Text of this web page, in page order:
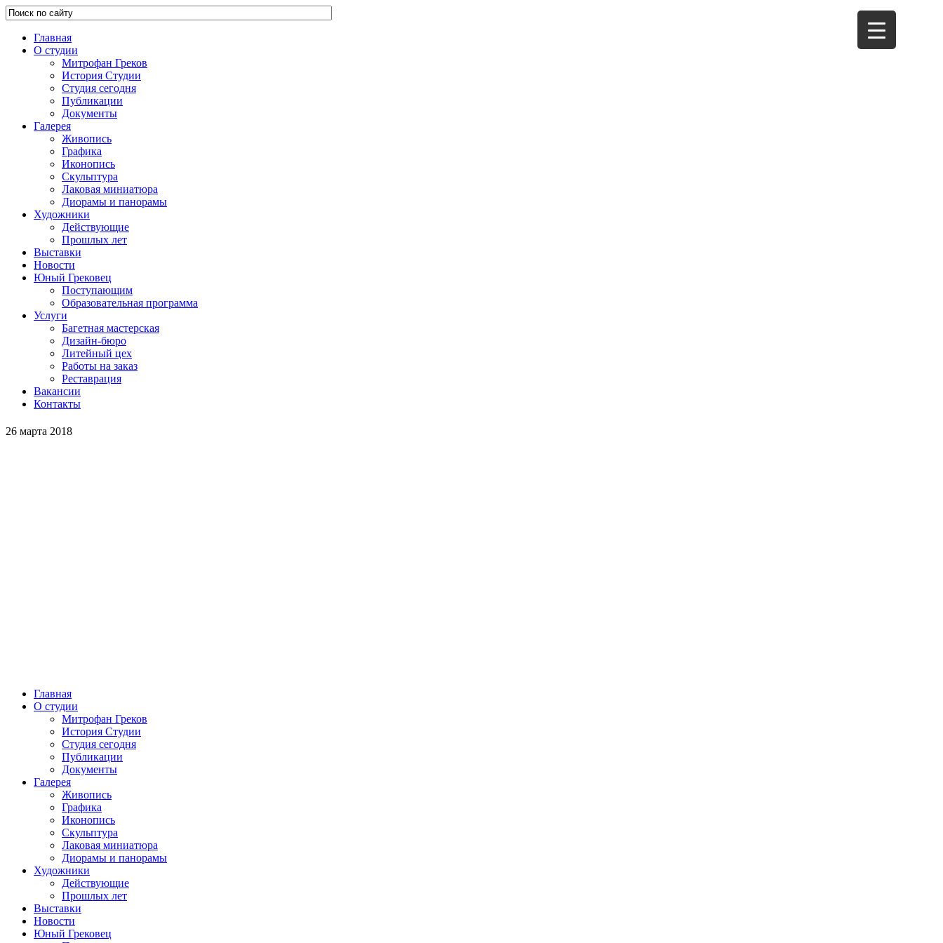
Главная
О студии
Митрофан Греков
История Студии
Студия сегодня
Публикации
Документы
Галерея
Живопись
Графика
Иконопись
Скульптура
Лаковая миниатюра
Диорамы и панорамы
Художники
Действующие
Прошлых лет
Выставки
Новости
Юный Грековец
Поступающим
Образовательная программа
Услуги
Багетная мастерская
Дизайн-бюро
Литейный цех
Работы на заказ
Реставрация
Вакансии
Контакты
26 марта 2018
Главная
О студии
Митрофан Греков
История Студии
Студия сегодня
Публикации
Документы
Галерея
Живопись
Графика
Иконопись
Скульптура
Лаковая миниатюра
Диорамы и панорамы
Художники
Действующие
Прошлых лет
Выставки
Новости
Юный Грековец